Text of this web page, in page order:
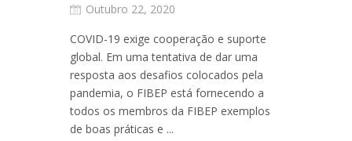
Outubro 22, 2020
COVID-19 exige cooperação e suporte
global. Em uma tentativa de dar uma
resposta aos desafios colocados pela
pandemia, o FIBEP está fornecendo a
todos os membros da FIBEP exemplos
de boas práticas e ...